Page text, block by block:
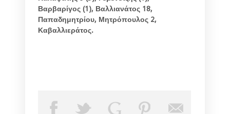
Βαρβαρίγος (1), Βαλλιανάτος 18,
Παπαδημητρίου, Μητρόπουλος 2,
Καβαλλιεράτος.